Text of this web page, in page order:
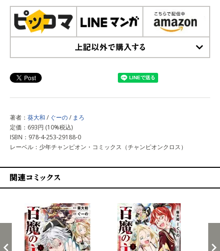
著者： 葵大和 / ぐーの/ まろ
定価：693円 (10%税込)
ISBN：978-4-253-29188-0
レーベル：少年チャンピオン・コミックス（チャンピオンクロス）